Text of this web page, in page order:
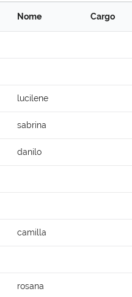
Nome Cargo
lucilene
sabrina
danilo
camilla
rosana